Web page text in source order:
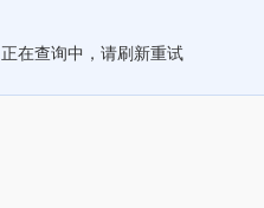
正在查询中，请刷新重试